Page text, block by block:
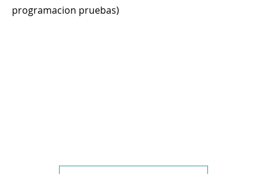
programacion pruebas)